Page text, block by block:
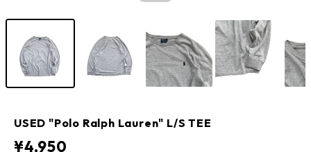
USED "Polo Ralph Lauren" L/S TEE
¥4,950